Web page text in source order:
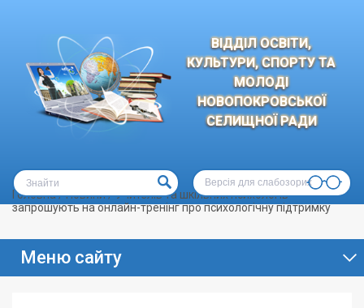
ВІДДІЛ ОСВІТИ,
КУЛЬТУРИ, СПОРТУ ТА
МОЛОДІ
НОВОПОКРОВСЬКОЇ
СЕЛИЩНОЇ РАДИ
Версія для слабозорих
Головна/Новини/Учителів та шкільних психологів
запрошують на онлайн-тренінг про психологічну підтримку
Меню сайту